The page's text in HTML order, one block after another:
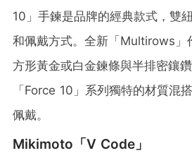
10」手鍊是品牌的經典款式，雙
和佩戴方式。全新「Multirows」
方形黃金或白金鍊條與半排密鑲
「Force 10」系列獨特的材質混
佩戴。
Mikimoto「V Code」